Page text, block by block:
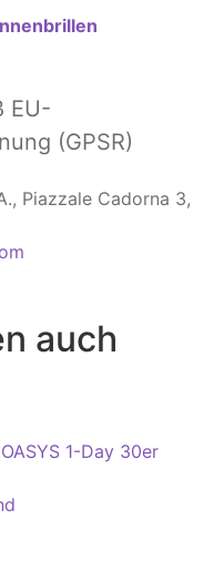
EU-
(GPSR)
Piazzale Cadorna 3,
auch
1-Day 30er